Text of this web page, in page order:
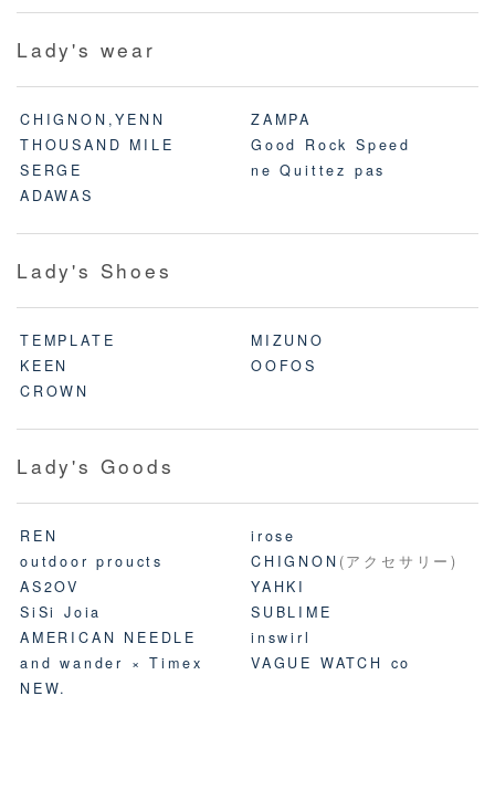
Lady's wear
CHIGNON,YENN
ZAMPA
THOUSAND MILE
Good Rock Speed
SERGE
ne Quittez pas
ADAWAS
Lady's Shoes
TEMPLATE
MIZUNO
KEEN
OOFOS
CROWN
Lady's Goods
REN
irose
outdoor proucts
CHIGNON (アクセサリー)
AS2OV
YAHKI
SiSi Joia
SUBLIME
AMERICAN NEEDLE
inswirl
and wander × Timex
VAGUE WATCH co
NEW.